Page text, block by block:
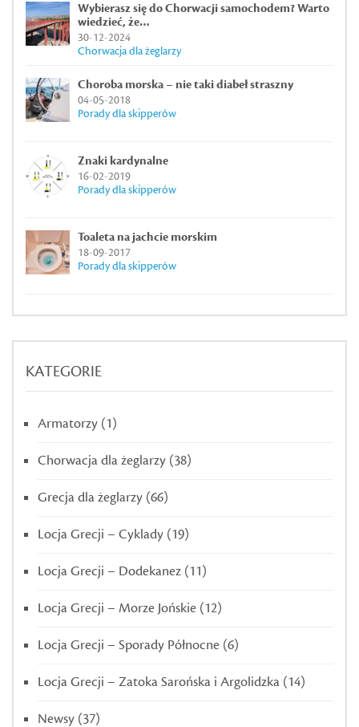
Wybierasz się do Chorwacji samochodem? Warto
wiedzieć, że…
30-12-2024
Chorwacja dla żeglarzy
Choroba morska – nie taki diabeł straszny
04-05-2018
Porady dla skipperów
Znaki kardynalne
16-02-2019
Porady dla skipperów
Toaleta na jachcie morskim
18-09-2017
Porady dla skipperów
KATEGORIE
Armatorzy (1)
Chorwacja dla żeglarzy (38)
Grecja dla żeglarzy (66)
Locja Grecji – Cyklady (19)
Locja Grecji – Dodekanez (11)
Locja Grecji – Morze Jońskie (12)
Locja Grecji – Sporady Północne (6)
Locja Grecji – Zatoka Sarońska i Argolidzka (14)
Newsy (37)